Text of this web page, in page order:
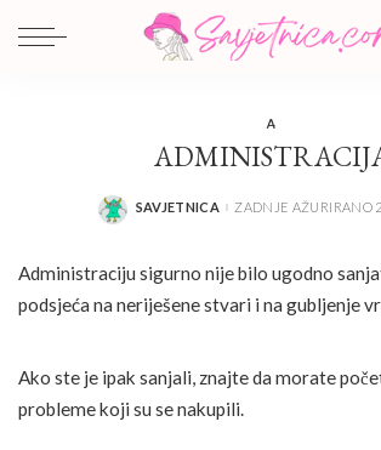
A
POSTED
SAVJETNICA ZADNJE AŽURIRANO
Administraciju sigurno nije bilo ugodno
podsjeća na neriješene stvari i na gubljenje
Ako ste je ipak sanjali, znajte da morate
probleme koji su se nakupili.